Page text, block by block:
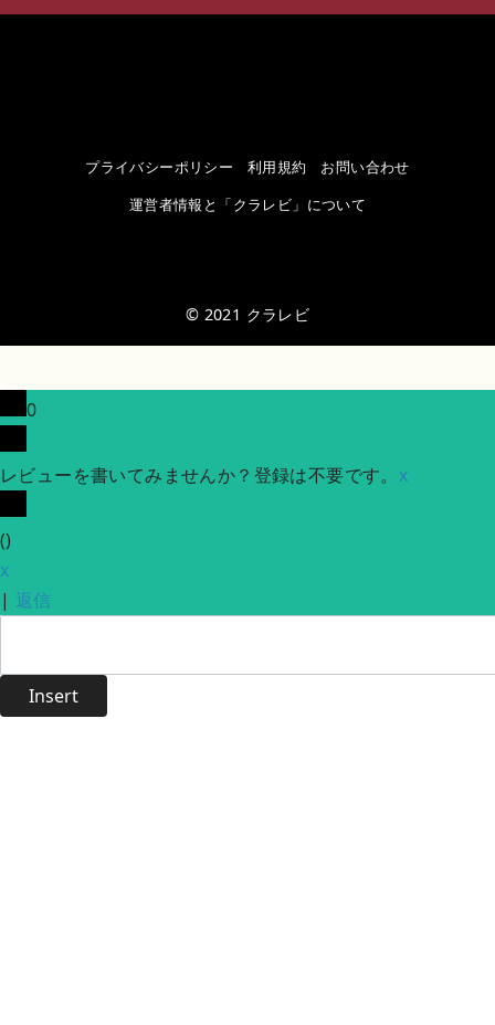
プライバシーポリシー 利用規約
お問い合わせ
運営者情報と「クラレビ」について
© 2021 クラレビ
0
レビューを書いてみませんか？登録は不要です。 x
()
x
| 返信
Insert